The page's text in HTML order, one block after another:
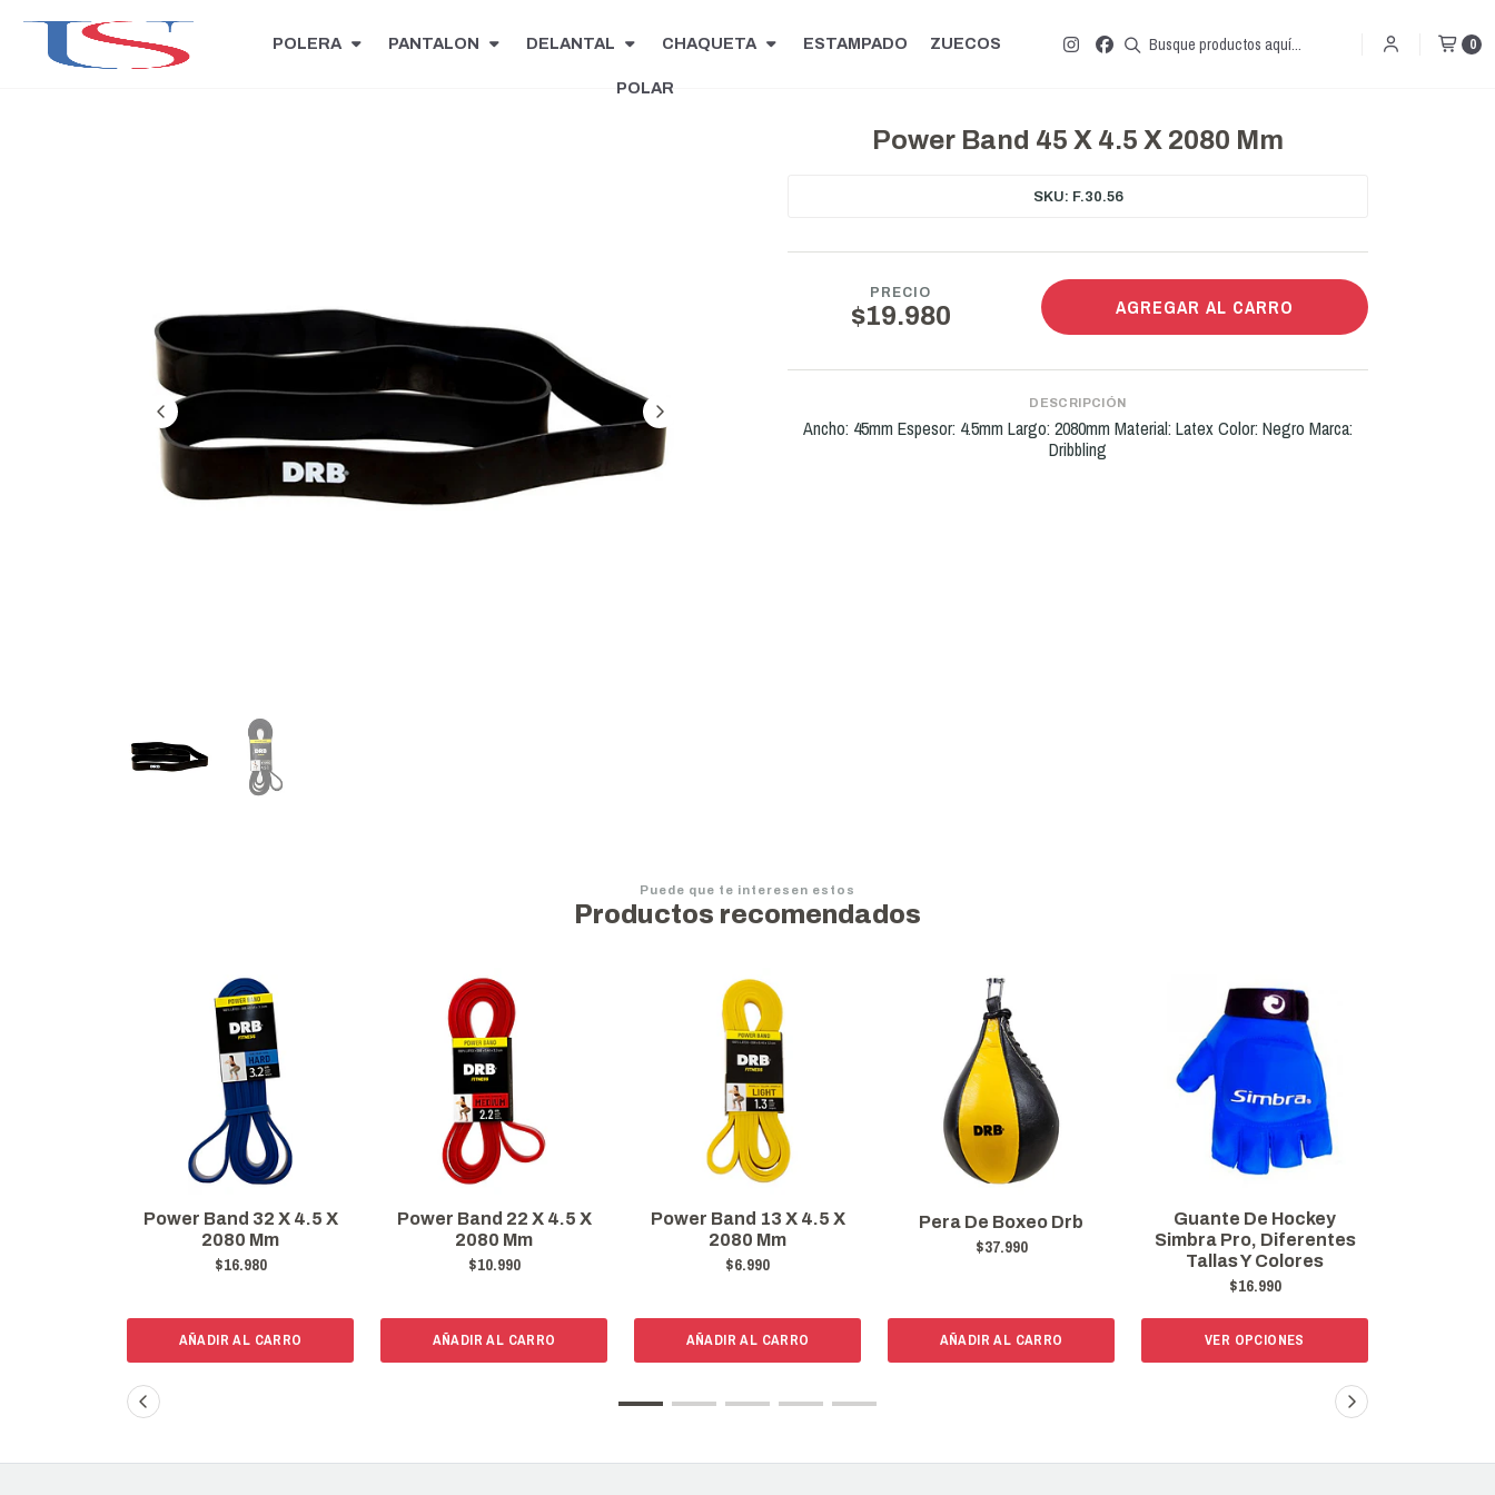
POLERA PANTALON DELANTAL CHAQUETA ESTAMPADO ZUECOS
POLAR
0
Power Band 45 X 4.5 X 2080 Mm
SKU: F.30.56
PRECIO
$19.980 AGREGAR AL CARRO
DESCRIPCIÓN
Ancho: 45mm Espesor: 4.5mm Largo: 2080mm Material: Latex Color: Negro Marca:
Dribbling
Puede que te interesen estos
Productos recomendados
Power Band 32 X 4.5 X
2080 Mm
$16.980
AÑADIR AL CARRO
Power Band 22 X 4.5 X
2080 Mm
$10.990
AÑADIR AL CARRO
Power Band 13 X 4.5 X
2080 Mm
$6.990
AÑADIR AL CARRO
Pera De Boxeo Drb
$37.990
AÑADIR AL CARRO
Guante De Hockey
Simbra Pro, Diferentes
Tallas Y Colores
$16.990
VER OPCIONES